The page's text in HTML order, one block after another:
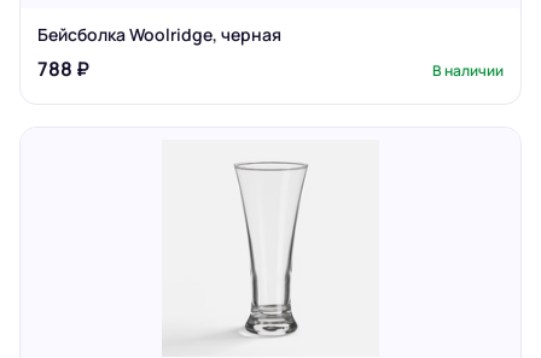
Бейсболка Woolridge, черная
788 ₽ В наличии